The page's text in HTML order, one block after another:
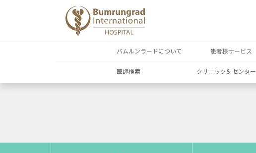
バムルンラードについて 患者様サービス
医師検索 クリニック& センター